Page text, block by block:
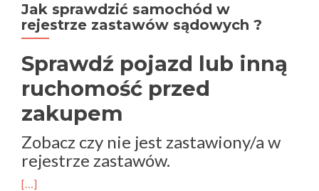
Jak sprawdzić samochód w
rejestrze zastawów sądowych ?
Sprawdź pojazd lub inną
ruchomość przed
zakupem
Zobacz czy nie jest zastawiony/a w
rejestrze zastawów.
[…]